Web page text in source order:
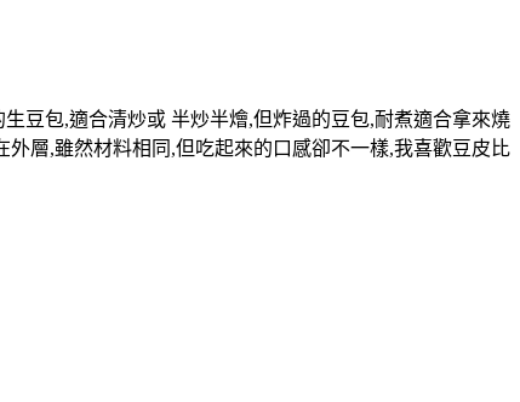
豆包,適合清炒或 半炒半燴,但炸過的豆包,耐煮適合拿來燒
層,雖然材料相同,但吃起來的口感卻不一樣,我喜歡豆皮比